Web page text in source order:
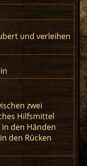
und verleihen
zwei
Hilfsmittel
den Händen
den Rücken